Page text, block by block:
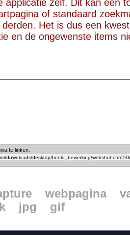
applicatie zelf. Dit kan een
of standaard
Het is dus een
en de ongewenste items
te linken:
webpagina
jpg gif